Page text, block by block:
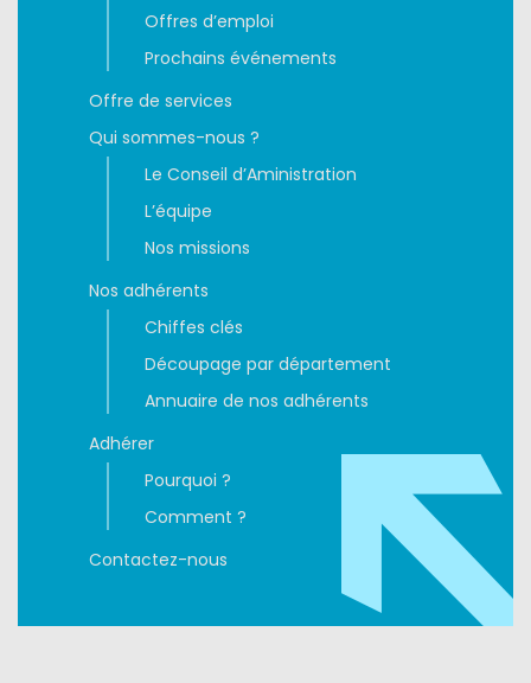
Offres d’emploi
Prochains événements
Offre de services
Qui sommes-nous ?
Le Conseil d’Aministration
L’équipe
Nos missions
Nos adhérents
Chiffes clés
Découpage par département
Annuaire de nos adhérents
Adhérer
Pourquoi ?
Comment ?
Contactez-nous